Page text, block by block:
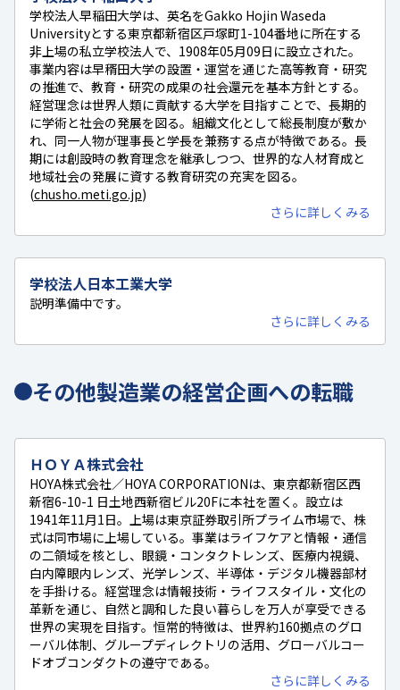
学校法人早稲田大学は、英名をGakko Hojin Waseda
Universityとする東京都新宿区戸塚町1-104番地に所在する
非上場の私立学校法人で、1908年05月09日に設立された。
事業内容は早稰田大学の設置・運営を通じた高等教育・研究
の推進で、教育・研究の成果の社会還元を基本方針とする。
経営理念は世界人類に貢献する大学を目指すことで、長期的
に学術と社会の発展を図る。組織文化として総長制度が敷か
れ、同一人物が理事長と学長を兼務する点が特徴である。長
期には創設時の教育理念を継承しつつ、世界的な人材育成と
地域社会の発展に資する教育研究の充実を図る。
(chusho.meti.go.jp)
さらに詳しくみる
学校法人日本工業大学
説明準備中です。
さらに詳しくみる
その他製造業の経営企画への転職
ＨＯＹＡ株式会社
HOYA株式会社／HOYA CORPORATIONは、東京都新宿区西
新宿6-10-1 日土地西新宿ビル20Fに本社を置く。設立は
1941年11月1日。上場は東京証券取引所プライム市場で、株
式は同市場に上場している。事業はライフケアと情報・通信
の二領域を核とし、眼鏡・コンタクトレンズ、医療内視鏡、
白内障眼内レンズ、光学レンズ、半導体・デジタル機器部材
を手掛ける。経営理念は情報技術・ライフスタイル・文化の
革新を通じ、自然と調和した良い暮らしを万人が享受できる
世界の実現を目指す。恒常的特徴は、世界約160拠点のグロ
ーバル体制、グループディレクトリの活用、グローバルコー
ドオブコンダクトの遵守である。
さらに詳しくみる